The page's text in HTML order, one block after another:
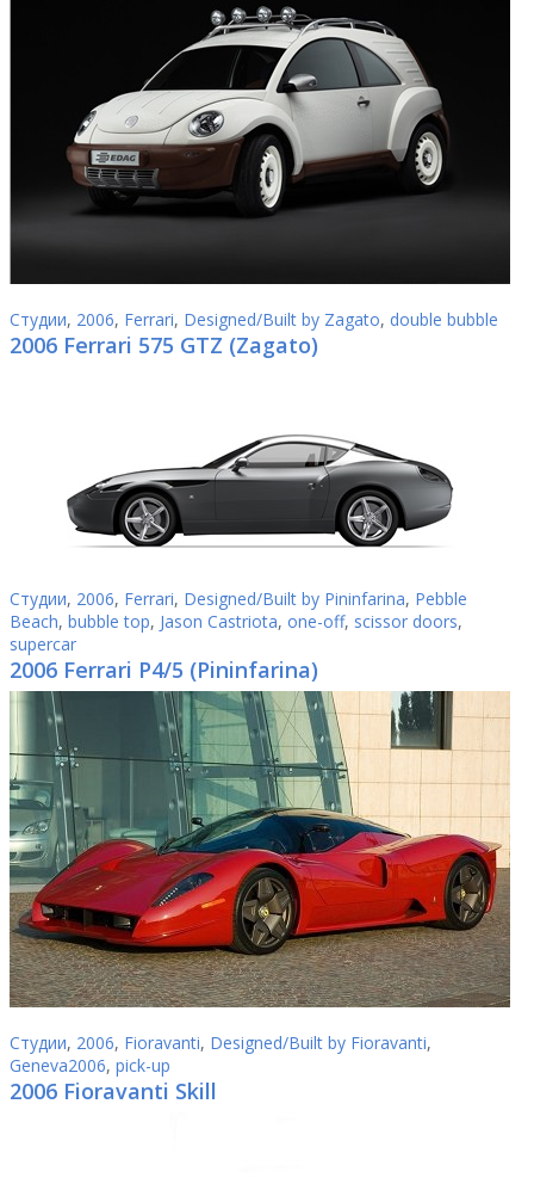
Студии, 2006, Ferrari, Designed/Built by Zagato, double bubble
2006 Ferrari 575 GTZ (Zagato)
Студии, 2006, Ferrari, Designed/Built by Pininfarina, Pebble
Beach, bubble top, Jason Castriota, one-off, scissor doors,
supercar
2006 Ferrari P4/5 (Pininfarina)
Студии, 2006, Fioravanti, Designed/Built by Fioravanti,
Geneva2006, pick-up
2006 Fioravanti Skill